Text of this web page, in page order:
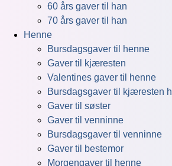
60 års gaver til han
70 års gaver til han
Henne
Bursdagsgaver til henne
Gaver til kjæresten
Valentines gaver til henne
Bursdagsgaver til kjæresten
Gaver til søster
Gaver til venninne
Bursdagsgaver til venninne
Gaver til bestemor
Morgengaver til henne